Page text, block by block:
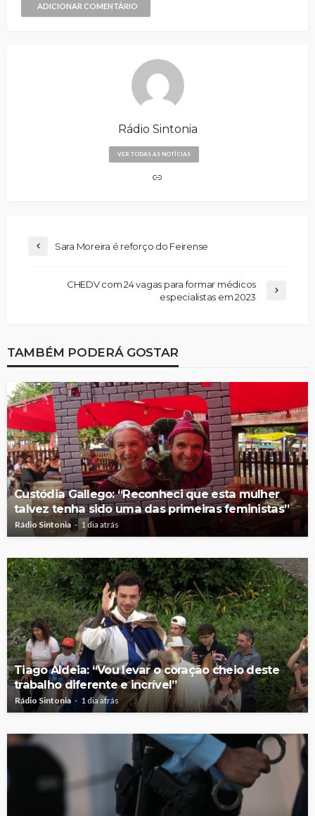
ADICIONAR COMENTÁRIO
Rádio Sintonia
VER TODAS AS NOTÍCIAS
Sara Moreira é reforço do Feirense
CHEDV com 24 vagas para formar médicos
especialistas em 2023
TAMBÉM PODERÁ GOSTAR
Custódia Gallego: “Reconheci que esta mulher
talvez tenha sido uma das primeiras feministas”
Rádio Sintonia 1 dia atrás
Tiago Aldeia: “Vou levar o coração cheio deste
trabalho diferente e incrível”
Rádio Sintonia 1 dia atrás